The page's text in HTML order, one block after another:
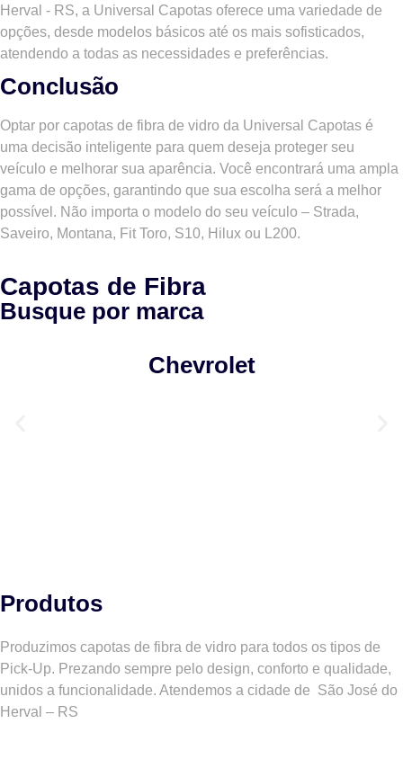
Herval - RS, a Universal Capotas oferece uma variedade de
opções, desde modelos básicos até os mais sofisticados,
atendendo a todas as necessidades e preferências.
Conclusão
Optar por capotas de fibra de vidro da Universal Capotas é
uma decisão inteligente para quem deseja proteger seu
veículo e melhorar sua aparência. Você encontrará uma ampla
gama de opções, garantindo que sua escolha será a melhor
possível. Não importa o modelo do seu veículo – Strada,
Saveiro, Montana, Fit Toro, S10, Hilux ou L200.
Capotas de Fibra
Busque por marca
Chevrolet
Produtos
Produzimos capotas de fibra de vidro para todos os tipos de
Pick-Up. Prezando sempre pelo design, conforto e qualidade,
unidos a funcionalidade. Atendemos a cidade de São José do
Herval – RS